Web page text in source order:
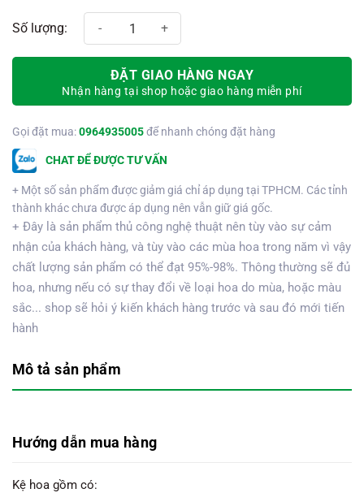
Kệ hoa khai trương 793 số lượng
ĐẶT GIAO HÀNG NGAY
Nhận hàng tại shop hoặc giao hàng miễn phí
Gọi đặt mua:0964935005để nhanh chóng đặt hàng
CHAT ĐỂ ĐƯỢC TƯ VẤN
+ Một số sản phẩm được giảm giá chỉ áp dụng tại TPHCM. Các tỉnh
thành khác chưa được áp dụng nên vẫn giữ giá gốc.
+ Đây là sản phẩm thủ công nghệ thuật nên tùy vào sự cảm
nhận của khách hàng, và tùy vào các mùa hoa trong năm vì vậy
chất lượng sản phẩm có thể đạt 95%-98%. Thông thường sẽ đủ
hoa, nhưng nếu có sự thay đổi về loại hoa do mùa, hoặc màu
sắc... shop sẽ hỏi ý kiến khách hàng trước và sau đó mới tiến
hành
Mô tả sản phẩm
Hướng dẫn mua hàng
Kệ hoa gồm có: